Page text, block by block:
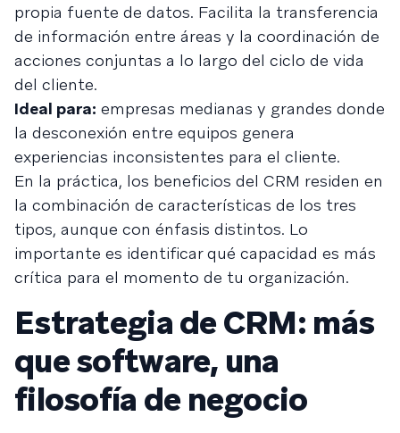
propia fuente de datos. Facilita la transferencia
de información entre áreas y la coordinación de
acciones conjuntas a lo largo del ciclo de vida
del cliente.
Ideal para: empresas medianas y grandes donde
la desconexión entre equipos genera
experiencias inconsistentes para el cliente.
En la práctica, los beneficios del CRM residen en
la combinación de características de los tres
tipos, aunque con énfasis distintos. Lo
importante es identificar qué capacidad es más
crítica para el momento de tu organización.
Estrategia de CRM: más
que software, una
filosofía de negocio